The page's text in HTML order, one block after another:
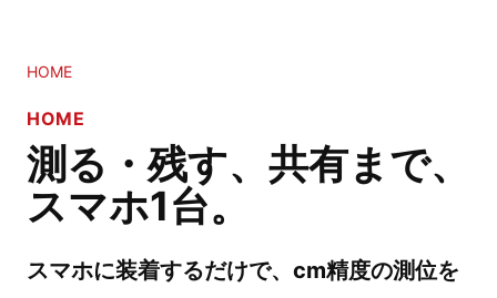
HOME
HOME
測る・残す、共有まで、
スマホ1台。
スマホに装着するだけで、cm精度の測位を